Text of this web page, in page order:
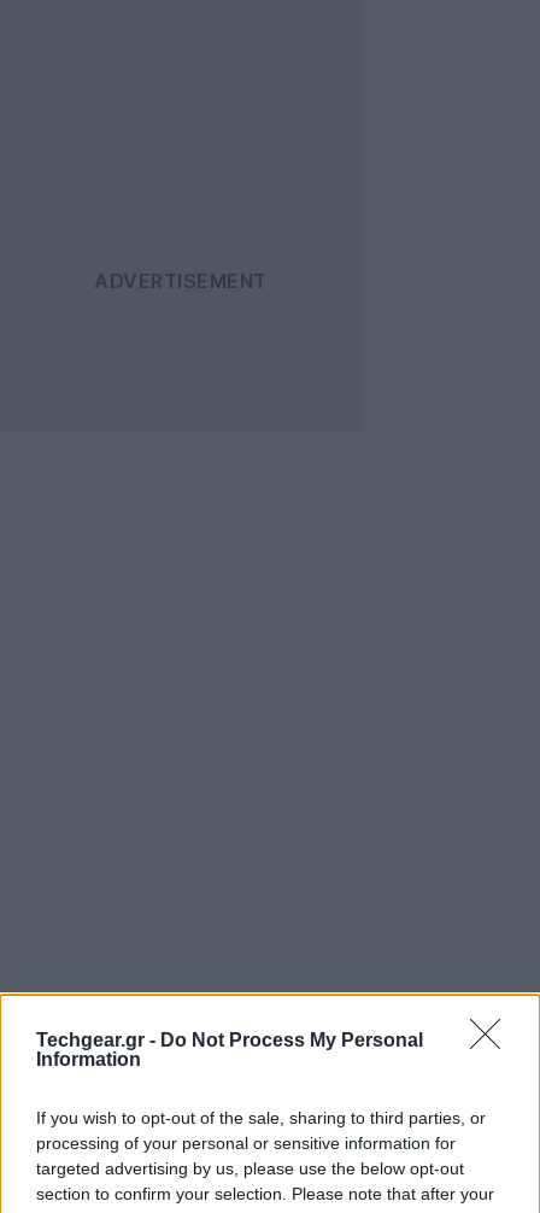
Techgear.gr - Do Not Process My Personal
Information
If you wish to opt-out of the sale, sharing to third parties, or
processing of your personal or sensitive information for
targeted advertising by us, please use the below opt-out
section to confirm your selection. Please note that after your
από τα πιο εντυπωσιακάGoogledoodles, αφιερωμένο
στα γενέθλια του θρύλου της rock σκηνής Freddie